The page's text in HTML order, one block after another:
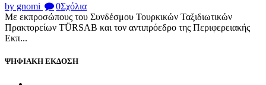
by gnomi 0Σχόλια
Με εκπροσώπους του Συνδέσμου Τουρκικών Ταξιδιωτικών
Πρακτορείων TÜRSAB και τον αντιπρόεδρο της Περιφερειακής
Εκπ...
ΨΗΦΙΑΚΗ ΕΚΔΟΣΗ